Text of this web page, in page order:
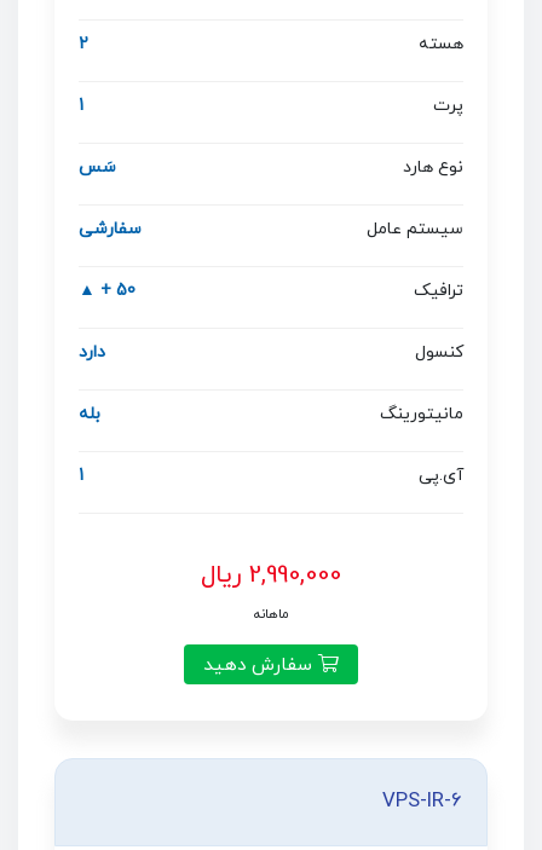
2 هسته
1 پرت
سَس نوع هارد
سفارشی سیستم عامل
50 + ▲ ترافیک
دارد کنسول
بله مانیتورینگ
1 آی.پی
2,990,000 ریال
ماهانه
سفارش دهید
VPS-IR-6